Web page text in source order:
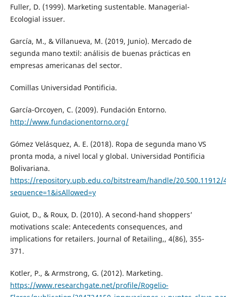
Fuller, D. (1999). Marketing sustentable. Managerial-
Ecologial issuer.
García, M., & Villanueva, M. (2019, Junio). Mercado de
segunda mano textil: análisis de buenas prácticas en
empresas americanas del sector.
Comillas Universidad Pontificia.
García-Orcoyen, C. (2009). Fundación Entorno.
http://www.fundacionentorno.org/
Gómez Velásquez, A. E. (2018). Ropa de segunda mano VS
pronta moda, a nivel local y global. Universidad Pontificia
Bolivariana.
https://repository.upb.edu.co/bitstream/handle/20.500.11912/
sequence=1&isAllowed=y
Guiot, D., & Roux, D. (2010). A second-hand shoppers’
motivations scale: Antecedents consequences, and
implications for retailers. Journal of Retailing,, 4(86), 355-
371.
Kotler, P., & Armstrong, G. (2012). Marketing.
https://www.researchgate.net/profile/Rogelio-